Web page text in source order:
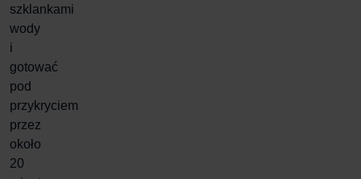
szklankami
wody
i
gotować
pod
przykryciem
przez
około
20